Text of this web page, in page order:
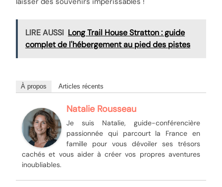
LIRE AUSSI Long Trail House Stratton : guide
complet de l'hébergement au pied des pistes
À propos Articles récents
Natalie Rousseau
Je suis Natalie, guide-conférencière
passionnée qui parcourt la France en
famille pour vous dévoiler ses trésors
cachés et vous aider à créer vos propres aventures
inoubliables.